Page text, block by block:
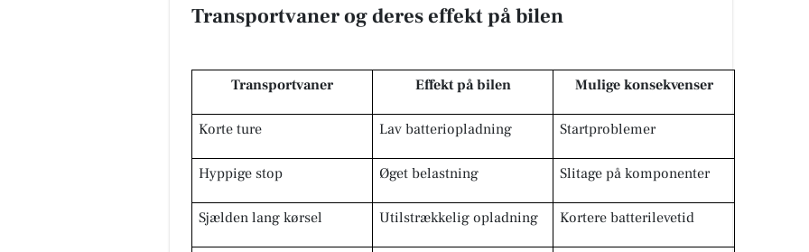
Transportvaner og deres effekt på bilen
Transportvaner Effekt på bilen Mulige konsekvenser
Korte ture Lav batteriopladning Startproblemer
Hyppige stop Øget belastning Slitage på komponenter
Sjælden lang kørsel Utilstrækkelig opladning Kortere batterilevetid